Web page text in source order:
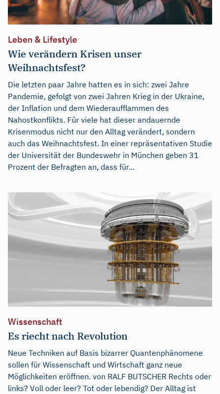
Leben & Lifestyle
Wie verändern Krisen unser
Weihnachtsfest?
Die letzten paar Jahre hatten es in sich: zwei Jahre
Pandemie, gefolgt von zwei Jahren Krieg in der Ukraine,
der Inflation und dem Wiederaufflammen des
Nahostkonflikts. Für viele hat dieser andauernde
Krisenmodus nicht nur den Alltag verändert, sondern
auch das Weihnachtsfest. In einer repräsentativen Studie
der Universität der Bundeswehr in München geben 31
Prozent der Befragten an, dass für...
Wissenschaft
Es riecht nach Revolution
Neue Techniken auf Basis bizarrer Quantenphänomene
sollen für Wissenschaft und Wirtschaft ganz neue
Möglichkeiten eröffnen. von RALF BUTSCHER Rechts oder
links? Voll oder leer? Tot oder lebendig? Der Alltag ist